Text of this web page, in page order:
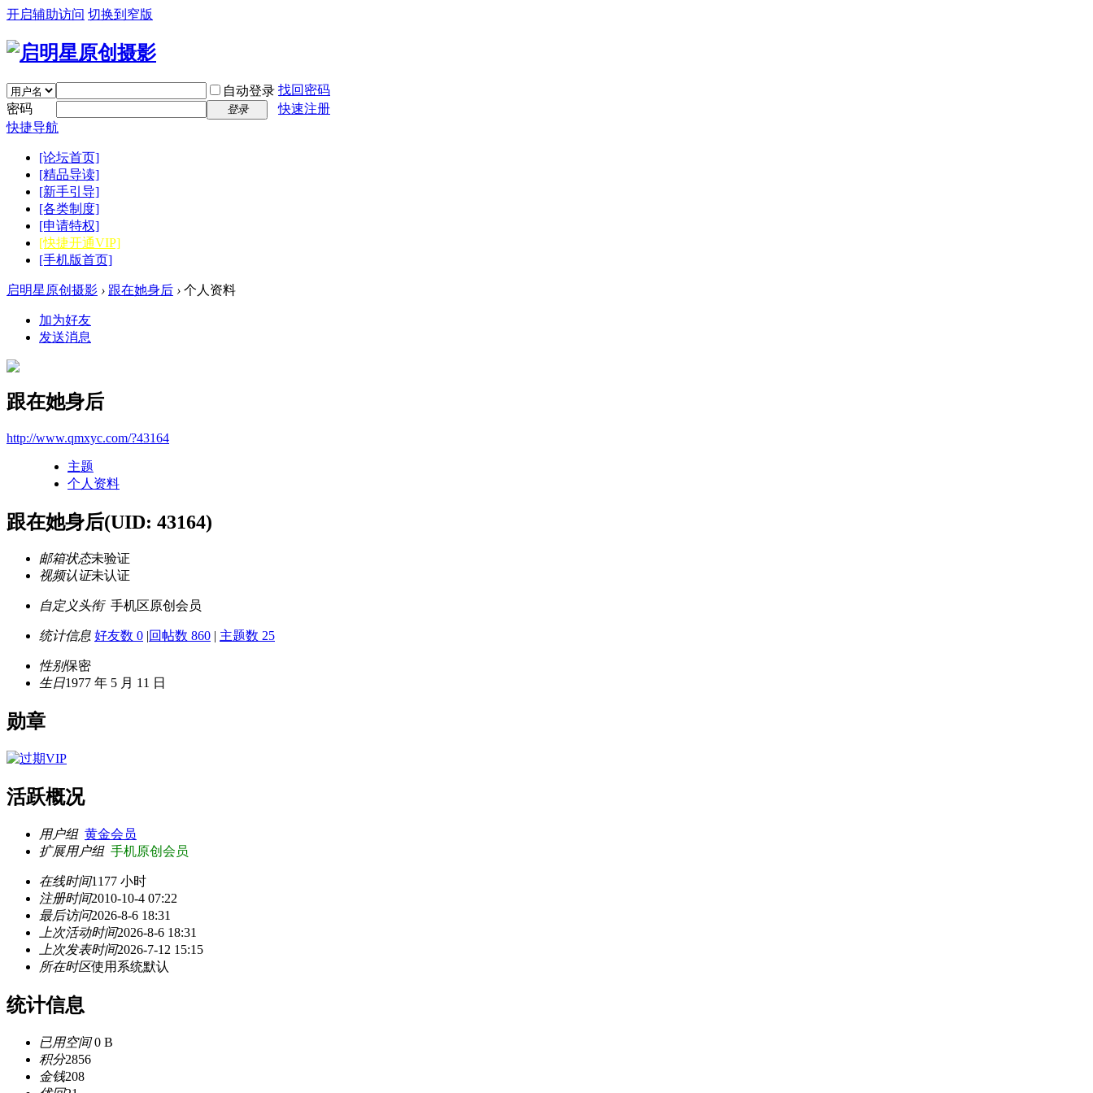
开启辅助访问 切换到窄版
自动登录 找回密码
密码
登录
快速注册
快捷导航
[论坛首页]
[精品导读]
[新手引导]
[各类制度]
[申请特权]
[快捷开通VIP]
[手机版首页]
启明星原创摄影 › 跟在她身后 › 个人资料
加为好友
发送消息
跟在她身后
http://www.qmxyc.com/?43164
主题
个人资料
跟在她身后(UID: 43164)
邮箱状态未验证
视频认证未认证
自定义头衔 手机区原创会员
统计信息 好友数 0 |回帖数 860 | 主题数 25
性别保密
生日1977 年 5 月 11 日
勋章
活跃概况
用户组 黄金会员
扩展用户组 手机原创会员
在线时间1177 小时
注册时间2010-10-4 07:22
最后访问2026-8-6 18:31
上次活动时间2026-8-6 18:31
上次发表时间2026-7-12 15:15
所在时区使用系统默认
统计信息
已用空间0 B
积分2856
金钱208